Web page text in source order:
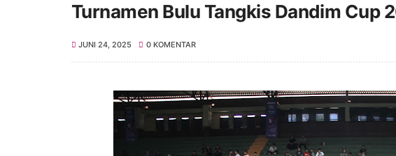
Turnamen Bulu Tangkis Dandim Cup
JUNI 24, 2025 0 KOMENTAR